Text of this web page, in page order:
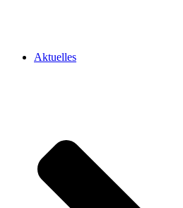
Aktuelles